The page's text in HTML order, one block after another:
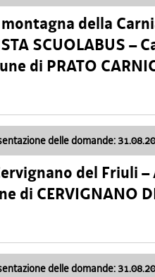
della
SCUOLABUS –
di PRATO
delle domande:
del Friuli –
di CERVIGNANO
delle domande: